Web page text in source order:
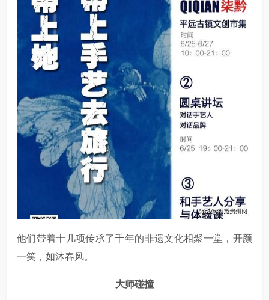
他们带着十几项传承了千年的非遗文化相聚一堂，开颜
一笑，如沐春风。
大师碰撞